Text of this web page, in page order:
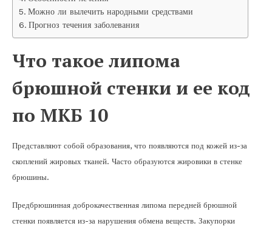
Можно ли вылечить народными средствами
Прогноз течения заболевания
Что такое липома
брюшной стенки и ее код
по МКБ 10
Представляют собой образования, что появляются под кожей из-за
скоплений жировых тканей. Часто образуются жировики в стенке
брюшины.
Предбрюшинная доброкачественная липома передней брюшной
стенки появляется из-за нарушения обмена веществ. Закупорки